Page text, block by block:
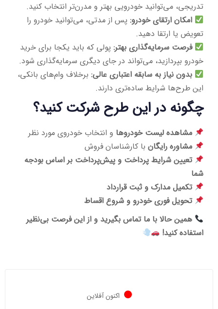
تدریجی، می‌توانید خودرویی بهتر و مدرن‌تر انتخاب کنید.
امکان ارتقای خودرو: پس از مدتی، می‌توانید خودرو را
تعویض یا ارتقا دهید.
فرصت سرمایه‌گذاری بهتر: پولی که باید یکجا برای خرید
خودرو بپردازید، می‌تواند در جای دیگری سرمایه‌گذاری شود.
بدون نیاز به سابقه اعتباری عالی: برخلاف وام‌های بانکی،
این طرح‌ها شرایط ساده‌تری دارند.
چگونه در این طرح شرکت کنید؟
مشاهده لیست خودروها و انتخاب خودروی مورد نظر
مشاوره رایگان با کارشناسان فروش
تعیین شرایط پرداخت و پیش‌پرداخت بر اساس بودجه
شما
تکمیل مدارک و ثبت قرارداد
تحویل فوری خودرو و شروع اقساط
همین حالا با ما تماس بگیرید و از این فرصت بی‌نظیر
استفاده کنید!
اکنون آفلاین